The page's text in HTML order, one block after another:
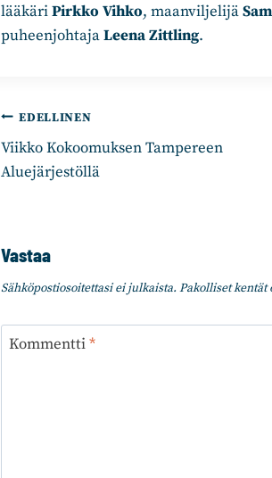
lääkäriPirkko Vihko, maanviljelijä
puheenjohtajaLeena Zittling.
Artikkelien
selaus
EDELLINEN
Viikko Kokoomuksen Tampereen
Aluejärjestöllä
Vastaa
Sähköpostiosoitettasi ei julkaista. Pakolliset
Kommentti*